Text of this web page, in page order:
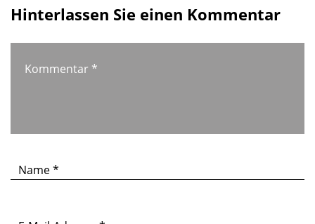
Hinterlassen Sie einen Kommentar
Kommentar *
Name*